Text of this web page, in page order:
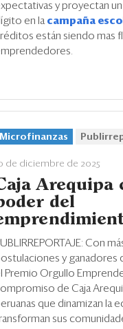
y proyectan
en lacampaña
están siendo mas
Microfinanzas
de diciembre de 2025
Arequipa
del
Con
y ganadores
Premio Orgullo
de Caja
que dinamizan la
sus